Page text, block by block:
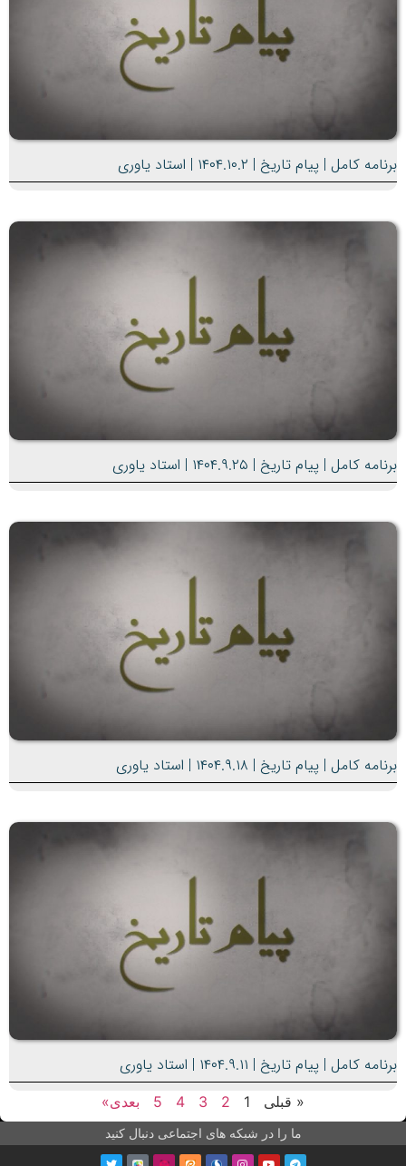
برنامه کامل | پیام تاریخ | ۱۴۰۴.۱۰.۲ | استاد یاوری
برنامه کامل | پیام تاریخ | ۱۴۰۴.۹.۲۵ | استاد یاوری
برنامه کامل | پیام تاریخ | ۱۴۰۴.۹.۱۸ | استاد یاوری
برنامه کامل | پیام تاریخ | ۱۴۰۴.۹.۱۱ | استاد یاوری
« قبلی 1
2
3
4
5 بعدی»
ما را در شبکه های اجتماعی دنبال کنید